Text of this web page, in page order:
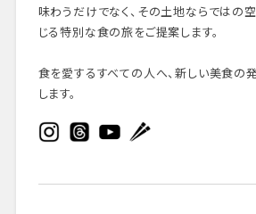
味わうだけでなく、その土地ならではの
じる特別な食の旅をご提案します。
食を愛するすべての人へ、新しい美食の
します。